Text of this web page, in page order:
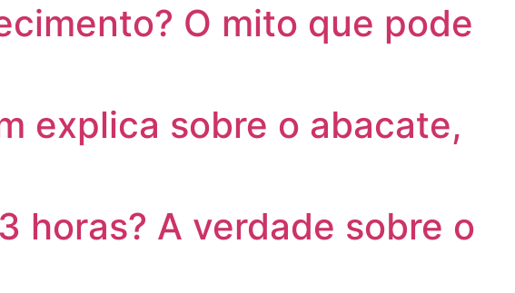
O mito que pode
explica sobre o abacate,
horas? A verdade sobre o